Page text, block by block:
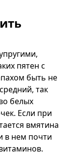
пятен с
быть не
так
белых
Если при
вмятина
в нем почти